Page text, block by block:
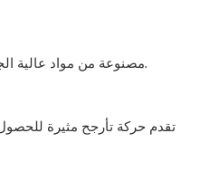
مصنوعة من مواد عالية الجودة للاستخدام طويل الأمد.
تقدم حركة تأرجح مثيرة